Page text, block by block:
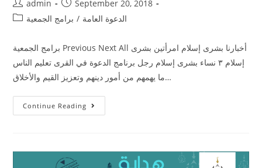
admin
September 20, 2018
الدعوة العامة / برامج الجمعية
برامج الجمعية Previous Next All أخبارنا بشرى إسلام امرأتين بشرى
إسلام ٣ نساء بشرى إسلام رجل برنامج الدعوة في القرى تعليم الناس
ما يهمهم من أمور دينهم وتعزيز القيم والأخلاق…
Continue Reading